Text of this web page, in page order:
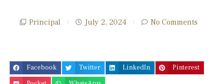
Principal July 2, 2024 No Comments
Facebook Twitter LinkedIn
Pinterest